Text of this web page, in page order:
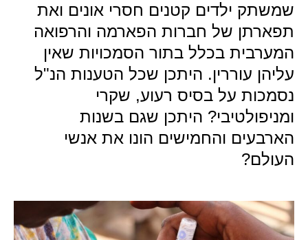
שמשתק ילדים קטנים חסרי אונים ואת
תפארתן של חברות הפארמה והרפואה
המערבית בכלל בתור הסמכויות שאין
עליהן עוררין. היתכן שכל הטענות הנ"ל
נסמכות על בסיס רעוע, שקרי
ומניפולטיבי? היתכן שגם בשנות
הארבעים והחמישים הונו את אנשי
העולם?